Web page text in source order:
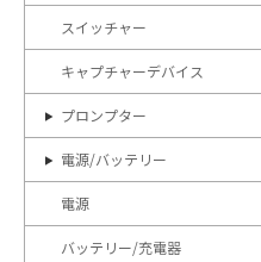
スイッチャー
キャプチャーデバイス
プロンプター
電源/バッテリー
電源
バッテリー/充電器